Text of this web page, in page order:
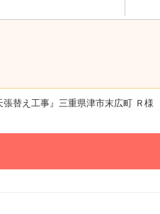
張替え工事』三重県津市末広町 Ｒ様